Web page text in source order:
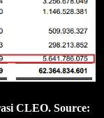
CLEO. Source: